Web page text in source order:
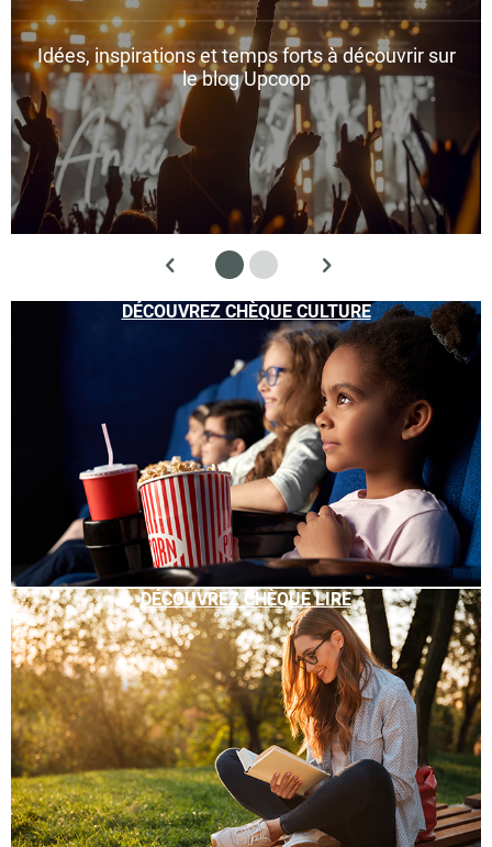
Idées, inspirations et temps forts à découvrir sur
le blog Upcoop
DÉCOUVREZ CHÈQUE CULTURE
DÉCOUVREZ CHÈQUE LIRE